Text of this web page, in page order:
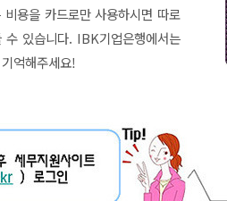
용을 카드로만 사용하시면 따로
수 있습니다. IBK기업은행에서는
억해주세요!